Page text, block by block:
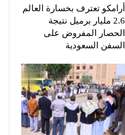
أرامكو تعترف بخسارة العالم
2.6 مليار برميل نتيجة
الحصار المفروض على
السفن السعودية